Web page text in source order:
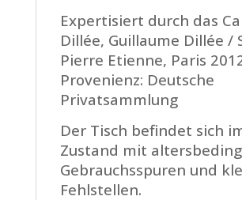
Expertisiert durch das
Dillée, Guillaume Dillée /
Pierre Etienne, Paris
Provenienz: Deutsche
Privatsammlung
Der Tisch befindet sich
Zustand mit
Gebrauchsspuren und
Fehlstellen.